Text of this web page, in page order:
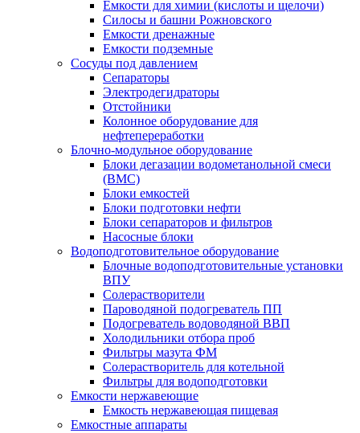
Емкости для химии (кислоты и щелочи)
Силосы и башни Рожновского
Емкости дренажные
Емкости подземные
Сосуды под давлением
Сепараторы
Электродегидраторы
Отстойники
Колонное оборудование для
нефтепереработки
Блочно-модульное оборудование
Блоки дегазации водометанольной смеси
(BMC)
Блоки емкостей
Блоки подготовки нефти
Блоки сепараторов и фильтров
Насосные блоки
Водоподготовительное оборудование
Блочные водоподготовительные установки
ВПУ
Солерастворители
Пароводяной подогреватель ПП
Подогреватель водоводяной ВВП
Холодильники отбора проб
Фильтры мазута ФМ
Солерастворитель для котельной
Фильтры для водоподготовки
Емкости нержавеющие
Емкость нержавеющая пищевая
Емкостные аппараты